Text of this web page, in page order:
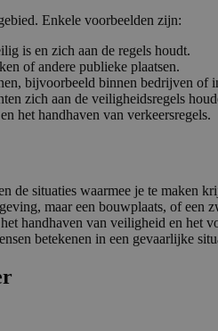
Enkele voorbeelden zijn:
is en zich aan de regels houdt.
of andere publieke plaatsen.
bijvoorbeeld binnen bedrijven of
zich aan de veiligheidsregels
het handhaven van verkeersregels.
de situaties waarmee je te maken
maar een bouwplaats, of een
handhaven van veiligheid en het
betekenen in een gevaarlijke